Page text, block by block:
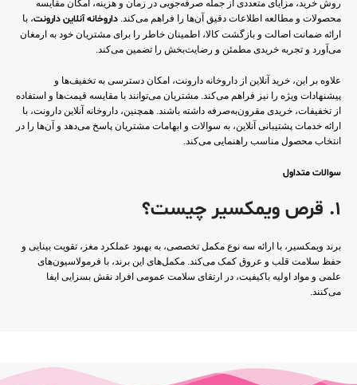
روش خرید، مزایای متعددی از جمله صرفه‌جویی در زمان و هزینه، امکان مقایسه
محصولات و مطالعه اطلاعات دقیق آن‌ها را فراهم می‌کند. داروخانه آنلاین دارونت، با
ارائه ضمانت اصالت و بازگشت کالا، اطمینان خاطر را برای مشتریان خود به ارمغان
می‌آورد و تجربه خریدی مطمئن و رضایت‌بخش را تضمین می‌کند.
علاوه بر این، خرید آنلاین از داروخانه دارونت، امکان دسترسی به تخفیف‌ها و
پیشنهادات ویژه را نیز فراهم می‌کند. مشتریان می‌توانند با مقایسه قیمت‌ها و استفاده
از تخفیفات، خریدی مقرون‌به‌صرفه داشته باشند. همچنین، داروخانه آنلاین دارونت، با
ارائه خدمات پشتیبانی آنلاین، به سوالات و ابهامات مشتریان پاسخ می‌دهد و آن‌ها را در
انتخاب محصول مناسب راهنمایی می‌کند.
سوالات متداول
1. قرص ویمکسیر چیست؟
برند ویمکسیر، با ارائه سه نوع مکمل تخصصی، به بهبود عملکرد مغز، تقویت بینایی و
حفظ سلامت قلب و عروق کمک می‌کند. مکمل‌های این برند، با فرمولاسیون‌های
علمی و مواد اولیه باکیفیت، در ارتقای سلامت عمومی افراد نقش بسزایی ایفا
می‌کنند.